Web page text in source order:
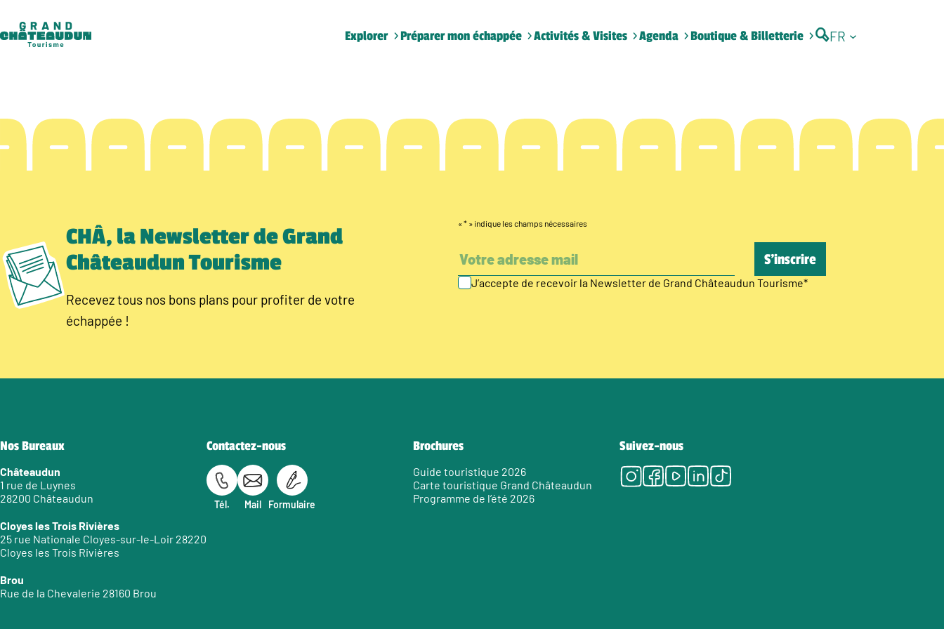
contenu
Explorer Préparer mon échappée Activités & Visites Agenda Boutique & Billetterie FR
CHÂ, la Newsletter de Grand
Châteaudun Tourisme
Recevez tous nos bons plans pour profiter de votre
échappée !
« * » indique les champs nécessaires
J’accepte de recevoir la Newsletter de Grand Châteaudun Tourisme*
Nos Bureaux
Châteaudun
1 rue de Luynes
28200 Châteaudun
Cloyes les Trois Rivières
25 rue Nationale Cloyes-sur-le-Loir 28220
Cloyes les Trois Rivières
Brou
Rue de la Chevalerie 28160 Brou
Contactez-nous
Tél. Mail Formulaire
Brochures
Guide touristique 2026
Carte touristique Grand Châteaudun
Programme de l’été 2026
Suivez-nous
Instagram
Facebook
Youtube
LinkedIn
Tiktok